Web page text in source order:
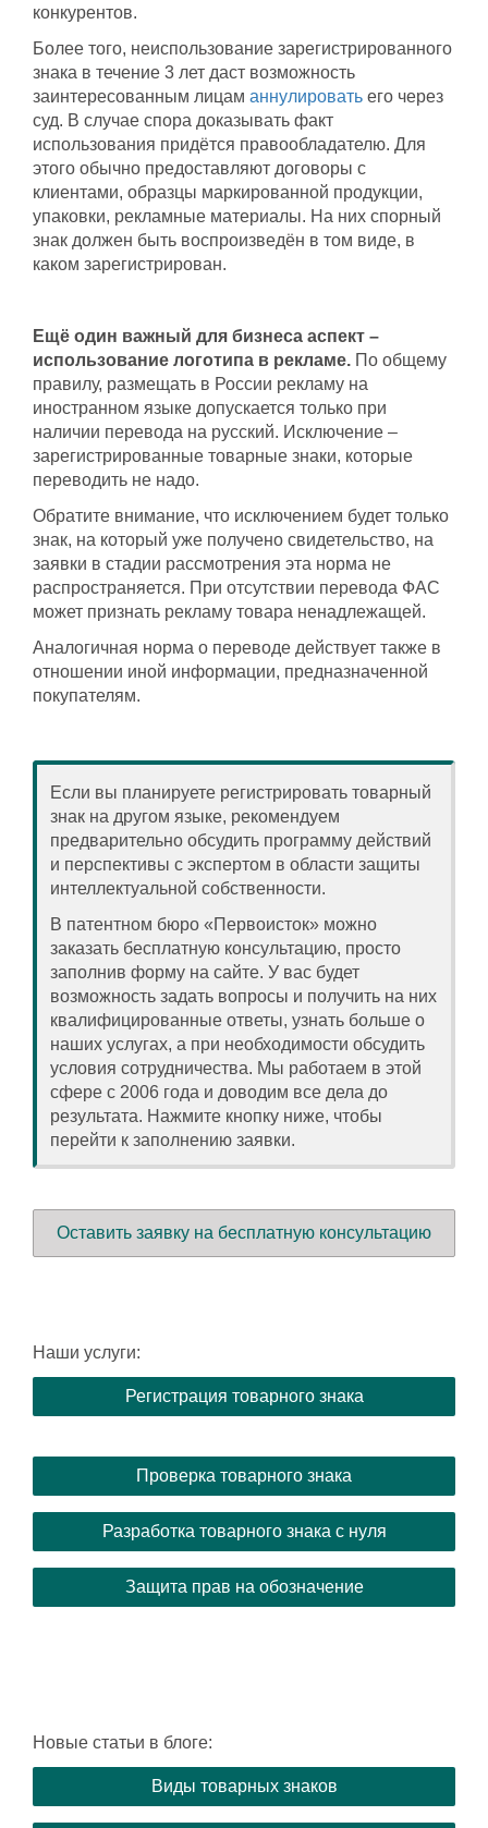
конкурентов.
Более того, неиспользование зарегистрированного
знака в течение 3 лет даст возможность
заинтересованным лицам аннулировать его через
суд. В случае спора доказывать факт
использования придётся правообладателю. Для
этого обычно предоставляют договоры с
клиентами, образцы маркированной продукции,
упаковки, рекламные материалы. На них спорный
знак должен быть воспроизведён в том виде, в
каком зарегистрирован.
Ещё один важный для бизнеса аспект –
использование логотипа в рекламе. По общему
правилу, размещать в России рекламу на
иностранном языке допускается только при
наличии перевода на русский. Исключение –
зарегистрированные товарные знаки, которые
переводить не надо.
Обратите внимание, что исключением будет только
знак, на который уже получено свидетельство, на
заявки в стадии рассмотрения эта норма не
распространяется. При отсутствии перевода ФАС
может признать рекламу товара ненадлежащей.
Аналогичная норма о переводе действует также в
отношении иной информации, предназначенной
покупателям.
Если вы планируете регистрировать товарный
знак на другом языке, рекомендуем
предварительно обсудить программу действий
и перспективы с экспертом в области защиты
интеллектуальной собственности.
В патентном бюро «Первоисток» можно
заказать бесплатную консультацию, просто
заполнив форму на сайте. У вас будет
возможность задать вопросы и получить на них
квалифицированные ответы, узнать больше о
наших услугах, а при необходимости обсудить
условия сотрудничества. Мы работаем в этой
сфере с 2006 года и доводим все дела до
результата. Нажмите кнопку ниже, чтобы
перейти к заполнению заявки.
Оставить заявку на бесплатную консультацию
Наши услуги:
Регистрация товарного знака
Проверка товарного знака
Разработка товарного знака с нуля
Защита прав на обозначение
Новые статьи в блоге:
Виды товарных знаков